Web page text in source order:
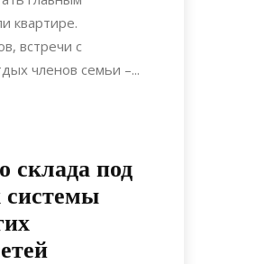
квартире.
встречи с
членов семьи –...
склада под